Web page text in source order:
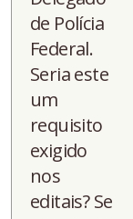
de Polícia
Federal.
Seria este
um
requisito
exigido
nos
editais? Se